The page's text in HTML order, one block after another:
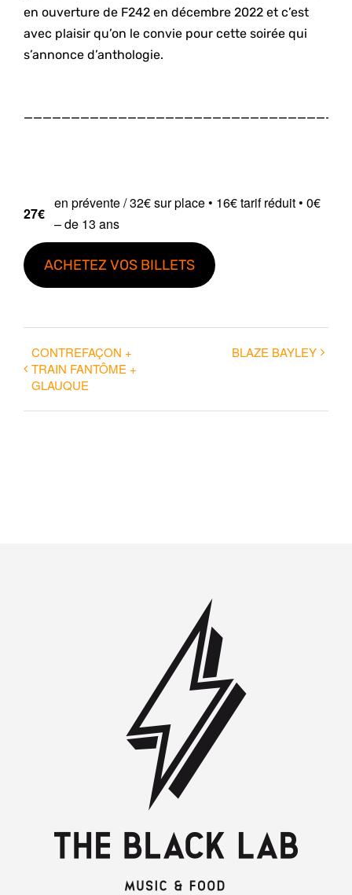
en ouverture de F242 en décembre 2022 et c’est
avec plaisir qu’on le convie pour cette soirée qui
s’annonce d’anthologie.
27€
en prévente / 32€ sur place • 16€ tarif réduit • 0€
– de 13 ans
ACHETEZ VOS BILLETS
CONTREFAÇON +
TRAIN FANTÔME +
GLAUQUE
BLAZE BAYLEY